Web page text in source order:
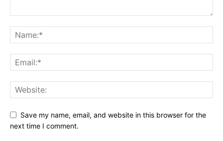
Save my name, email, and website in this browser for the
next time I comment.